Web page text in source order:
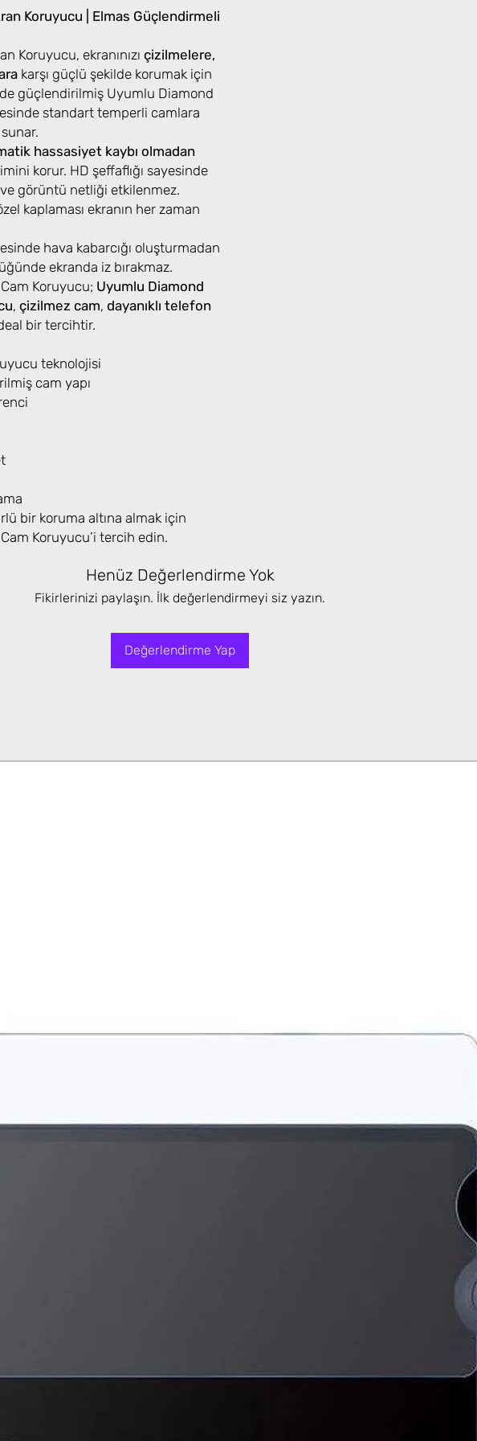
Koruyucu | Elmas Güçlendirmeli
Koruyucu, ekranınızı çizilmelere,
karşı güçlü şekilde korumak için
güçlendirilmiş Uyumlu Diamond
standart temperli camlara
hassasiyet kaybı olmadan
korur. HD şeffaflığı sayesinde
ve görüntü netliği etkilenmez.
kaplaması ekranın her zaman
hava kabarcığı oluşturmadan
ekranda iz bırakmaz.
Koruyucu; Uyumlu Diamond
, çizilmez cam, dayanıklı telefon
bir tercihtir.
teknolojisi
cam yapı
bir koruma altına almak için
Koruyucu’i tercih edin.
Henüz Değerlendirme Yok
Fikirlerinizi paylaşın. İlk değerlendirmeyi siz yazın.
Değerlendirme Yap